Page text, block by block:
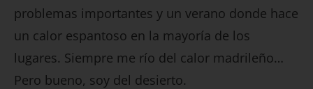
problemas importantes y un verano donde hace
un calor espantoso en la mayoría de los
lugares. Siempre me río del calor madrileño…
Pero bueno, soy del desierto.